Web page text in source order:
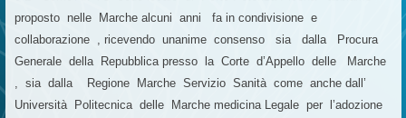
proposto nelle Marche alcuni anni fa in condivisione e
collaborazione , ricevendo unanime consenso sia dalla Procura
Generale della Repubblica presso la Corte d’Appello delle Marche
, sia dalla Regione Marche Servizio Sanità come anche dall’
Università Politecnica delle Marche medicina Legale per l’adozione